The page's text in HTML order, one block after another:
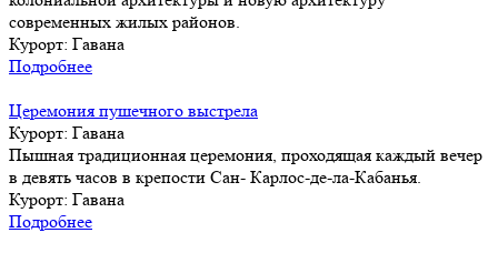
современных жилых районов.
Курорт: Гавана
Подробнее
Церемония пушечного выстрела
Курорт: Гавана
Пышная традиционная церемония, проходящая каждый вечер
в девять часов в крепости Сан- Карлос-де-ла-Кабанья.
Курорт: Гавана
Подробнее